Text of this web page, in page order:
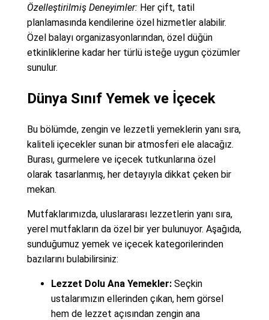
Özelleştirilmiş Deneyimler:Her çift, tatil
planlamasında kendilerine özel hizmetler alabilir.
Özel balayı organizasyonlarından, özel düğün
etkinliklerine kadar her türlü isteğe uygun çözümler
sunulur.
Dünya Sınıf Yemek ve İçecek
Bu bölümde, zengin ve lezzetli yemeklerin yanı sıra,
kaliteli içecekler sunan bir atmosferi ele alacağız.
Burası, gurmelere ve içecek tutkunlarına özel
olarak tasarlanmış, her detayıyla dikkat çeken bir
mekan.
Mutfaklarımızda, uluslararası lezzetlerin yanı sıra,
yerel mutfakların da özel bir yer bulunuyor. Aşağıda,
sunduğumuz yemek ve içecek kategorilerinden
bazılarını bulabilirsiniz:
Lezzet Dolu Ana Yemekler:Seçkin
ustalarımızın ellerinden çıkan, hem görsel
hem de lezzet açısından zengin ana